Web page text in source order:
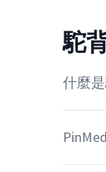
駝
什麼